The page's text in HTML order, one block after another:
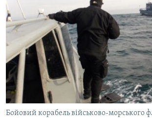
СПЕЦПРОЕКТИ
ДЕПОРТАЦІЯ
ВІДЕОУРОКИ «ELIFBE»
СВІДЧЕННЯ ОКУПАЦІЇ
УКРАЇНСЬКА ПРОБЛЕМА КРИМУ
ІНФОГРАФІКА
ЯК ОБІЙТИ БЛОКУВАННЯ
Русский
Qırımtatar
ДОЛУЧАЙСЯ!
Бойовий корабель військово-морського